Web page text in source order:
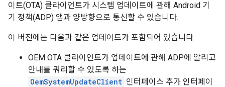
이트(OTA) 클라이언트가 시스템 업데이트에 관해 Android 기
기 정책(ADP) 앱과 양방향으로 통신할 수 있습니다.
이 버전에는 다음과 같은 업데이트가 포함되어 있습니다.
OEM OTA 클라이언트가 업데이트에 관해 ADP에 알리고
안내를 쿼리할 수 있도록 하는
OemSystemUpdateClient 인터페이스 추가 인터페이